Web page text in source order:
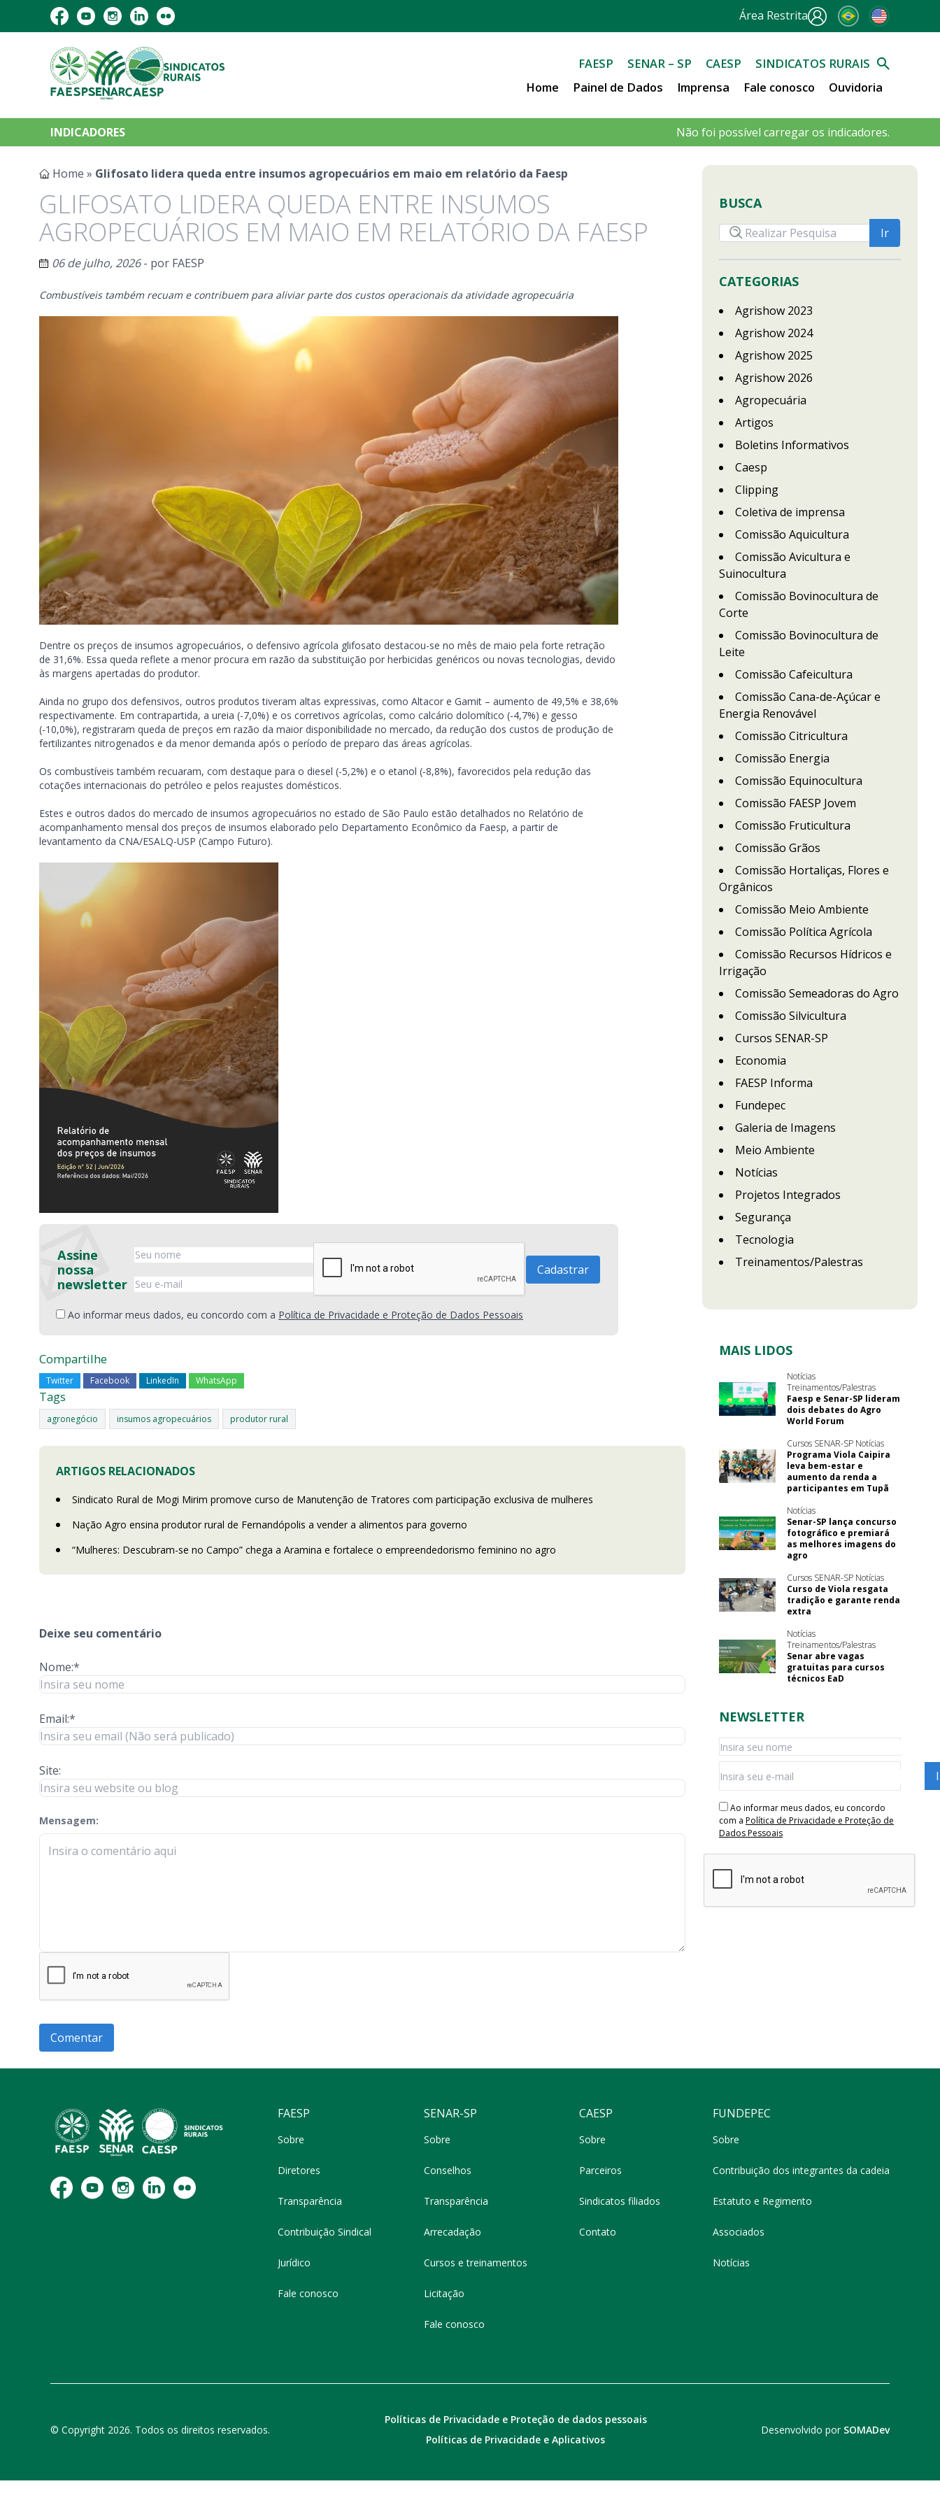
Área Restrita
FAESP SENAR – SP CAESP
SINDICATOS RURAIS
Home
Painel de Dados Imprensa Fale conosco Ouvidoria
INDICADORES Não foi possível carregar os indicadores.
Home » Glifosato lidera queda entre insumos agropecuários em maio em relatório da Faesp
GLIFOSATO LIDERA QUEDA ENTRE INSUMOS
AGROPECUÁRIOS EM MAIO EM RELATÓRIO DA FAESP
06 de julho, 2026- por FAESP
Combustíveis também recuam e contribuem para aliviar parte dos custos operacionais da atividade agropecuária
Dentre os preços de insumos agropecuários, o defensivo agrícola glifosato destacou-se no mês de maio pela forte retração
de 31,6%. Essa queda reflete a menor procura em razão da substituição por herbicidas genéricos ou novas tecnologias, devido
às margens apertadas do produtor.
Ainda no grupo dos defensivos, outros produtos tiveram altas expressivas, como Altacor e Gamit – aumento de 49,5% e 38,6%
respectivamente. Em contrapartida, a ureia (-7,0%) e os corretivos agrícolas, como calcário dolomítico (-4,7%) e gesso
(-10,0%), registraram queda de preços em razão da maior disponibilidade no mercado, da redução dos custos de produção de
fertilizantes nitrogenados e da menor demanda após o período de preparo das áreas agrícolas.
Os combustíveis também recuaram, com destaque para o diesel (-5,2%) e o etanol (-8,8%), favorecidos pela redução das
cotações internacionais do petróleo e pelos reajustes domésticos.
Estes e outros dados do mercado de insumos agropecuários no estado de São Paulo estão detalhados no Relatório de
acompanhamento mensal dos preços de insumos elaborado pelo Departamento Econômico da Faesp, a partir de
levantamento da CNA/ESALQ-USP (Campo Futuro).
Assine
nossa
newsletter
Ao informar meus dados, eu concordo com a Política de Privacidade e Proteção de Dados Pessoais
Compartilhe
Twitter Facebook LinkedIn WhatsApp
Tags
agronegócio insumos agropecuários produtor rural
ARTIGOS RELACIONADOS
Sindicato Rural de Mogi Mirim promove curso de Manutenção de Tratores com participação exclusiva de mulheres
Nação Agro ensina produtor rural de Fernandópolis a vender a alimentos para governo
“Mulheres: Descubram-se no Campo” chega a Aramina e fortalece o empreendedorismo feminino no agro
Deixe seu comentário
Nome:*
Email:*
Site:
Mensagem:
check-terms
BUSCA
CATEGORIAS
Agrishow 2023
Agrishow 2024
Agrishow 2025
Agrishow 2026
Agropecuária
Artigos
Boletins Informativos
Caesp
Clipping
Coletiva de imprensa
Comissão Aquicultura
Comissão Avicultura e
Suinocultura
Comissão Bovinocultura de
Corte
Comissão Bovinocultura de
Leite
Comissão Cafeicultura
Comissão Cana-de-Açúcar e
Energia Renovável
Comissão Citricultura
Comissão Energia
Comissão Equinocultura
Comissão FAESP Jovem
Comissão Fruticultura
Comissão Grãos
Comissão Hortaliças, Flores e
Orgânicos
Comissão Meio Ambiente
Comissão Política Agrícola
Comissão Recursos Hídricos e
Irrigação
Comissão Semeadoras do Agro
Comissão Silvicultura
Cursos SENAR-SP
Economia
FAESP Informa
Fundepec
Galeria de Imagens
Meio Ambiente
Notícias
Projetos Integrados
Segurança
Tecnologia
Treinamentos/Palestras
MAIS LIDOS
Notícias
Treinamentos/Palestras
Faesp e Senar-SP lideram
dois debates do Agro
World Forum
Cursos SENAR-SP Notícias
Programa Viola Caipira
leva bem-estar e
aumento da renda a
participantes em Tupã
Notícias
Senar-SP lança concurso
fotográfico e premiará
as melhores imagens do
agro
Cursos SENAR-SP Notícias
Curso de Viola resgata
tradição e garante renda
extra
Notícias
Treinamentos/Palestras
Senar abre vagas
gratuitas para cursos
técnicos EaD
NEWSLETTER
Ao informar meus dados, eu concordo
com a Política de Privacidade e Proteção de
Dados Pessoais
FAESP
Sobre
Diretores
Transparência
Contribuição Sindical
Jurídico
Fale conosco
SENAR-SP
Sobre
Conselhos
Transparência
Arrecadação
Cursos e treinamentos
Licitação
Fale conosco
CAESP
Sobre
Parceiros
Sindicatos filiados
Contato
FUNDEPEC
Sobre
Contribuição dos integrantes da cadeia
Estatuto e Regimento
Associados
Notícias
© Copyright 2026. Todos os direitos reservados.
Políticas de Privacidade e Proteção de dados pessoais
Políticas de Privacidade e Aplicativos
Desenvolvido por SOMADev